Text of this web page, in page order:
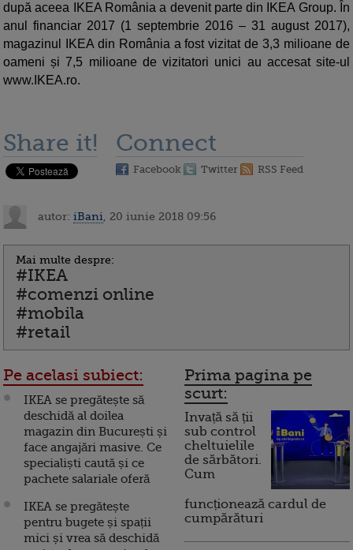
după aceea IKEA România a devenit parte din IKEA Group. În
anul financiar 2017 (1 septembrie 2016 – 31 august 2017),
magazinul IKEA din România a fost vizitat de 3,3 milioane de
oameni și 7,5 milioane de vizitatori unici au accesat site-ul
www.IKEA.ro.
Share it! Connect
Facebook Twitter RSS Feed
autor: iBani , 20 iunie 2018 09:56
Mai multe despre:
#IKEA
#comenzi online
#mobila
#retail
Pe acelasi subiect:
IKEA se pregătește să
deschidă al doilea
magazin din București și
face angajări masive. Ce
specialiști caută și ce
pachete salariale oferă
IKEA se pregătește
pentru bugete și spații
mici și vrea să deschidă
Prima pagina pe
scurt:
Invață să ții
sub control
cheltuielile
de sărbători.
Cum
funcționează cardul de
cumpărături